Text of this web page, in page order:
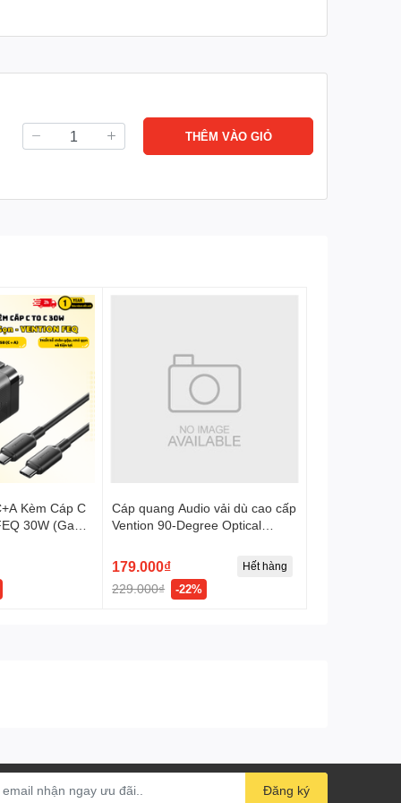
THÊM VÀO GIỎ
Kèm Cáp C
30W (GaN
Cáp quang Audio vải dù cao cấp
Vention 90-Degree Optical
gập chữ L 90 độ / Xoay 360 độ,
Aluminum Alloy )
179.000₫
229.000₫ -22%
Hết hàng
Đăng ký